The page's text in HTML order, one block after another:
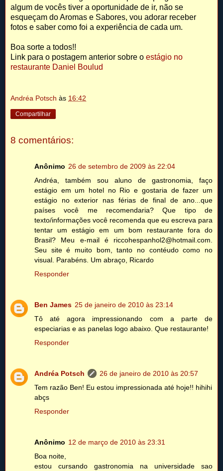
algum de vocês tiver a oportunidade de ir, não se
esqueçam do Aromas e Sabores, vou adorar receber
fotos e saber como foi a experiência de cada um.
Boa sorte a todos!!
Link para o postagem anterior sobre o estágio no
restaurante Daniel Boulud
Andréa Potsch às 16:42
Compartilhar
8 comentários:
Anônimo 26 de setembro de 2009 às 22:04
Andréa, também sou aluno de gastronomia, faço
estágio em um hotel no Rio e gostaria de fazer um
estágio no exterior nas férias de final de ano...que
países você me recomendaria? Que tipo de
texto/informações você recomenda que eu escreva para
tentar um estágio em um bom restaurante fora do
Brasil? Meu e-mail é riccohespanhol2@hotmail.com.
Seu site é muito bom, tanto no contéudo como no
visual. Parabéns. Um abraço, Ricardo
Responder
Ben James 25 de janeiro de 2010 às 23:14
Tô até agora impressionando com a parte de
especiarias e as panelas logo abaixo. Que restaurante!
Responder
Andréa Potsch
26 de janeiro de 2010 às 20:57
Tem razão Ben! Eu estou impressionada até hoje!! hihihi
abçs
Responder
Anônimo 12 de março de 2010 às 23:31
Boa noite,
estou cursando gastronomia na universidade sao